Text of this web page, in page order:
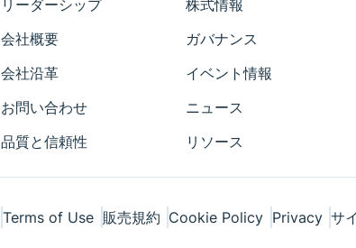
リーダーシップ
会社概要
会社沿革
お問い合わせ
品質と信頼性
株式情報
ガバナンス
イベント情報
ニュース
リソース
Terms of Use 販売規約 Cookie Policy Privacy サ